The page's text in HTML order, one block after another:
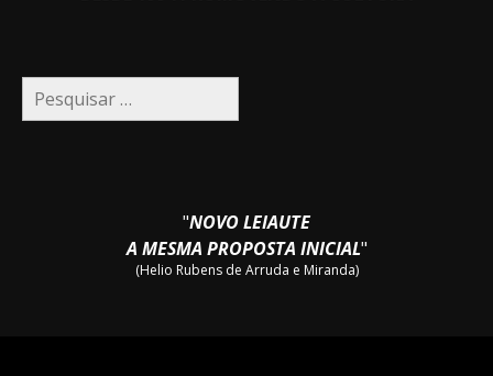
Pesquisar
por:
"NOVO LEIAUTE
A MESMA PROPOSTA INICIAL"
(Helio Rubens de Arruda e Miranda)